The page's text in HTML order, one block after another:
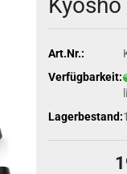
Art.Nr.:
Verfügbarkeit:
Lagerbestand:1